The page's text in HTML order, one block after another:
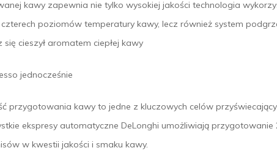
kawy zapewnia nie tylko wysokiej jakości technologia
poziomów temperatury kawy, lecz również system
się cieszył aromatem ciepłej kawy
jednocześnie
przygotowania kawy to jedne z kluczowych celów
ekspresy automatyczne DeLonghi umożliwiają przygotowanie
w kwestii jakości i smaku kawy.